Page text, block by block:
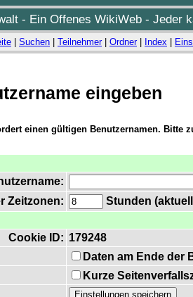
- Ein Offenes WikiWeb - Jeder
Suchen Teilnehmer| Ordner| Index
eingeben
einen gültigen Benutzernamen. Bitte
Zeitzonen:
Stunden
Cookie ID: 179248
Daten am Ende der
Kurze